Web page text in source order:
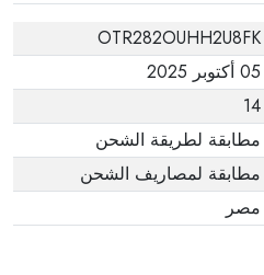
OTR282OUHH2U8FK
05 أكتوبر 2025
14
مطابقة لطريقة الشحن
مطابقة لمصاريف الشحن
مصر